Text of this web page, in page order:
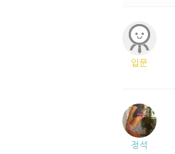
입문
정석